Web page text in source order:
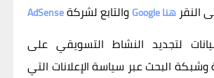
AdSense
Google النقر هنا
لتجديد النشاط التسويقي على
وشبكة البحث عبر سياسة الإعلانات التي